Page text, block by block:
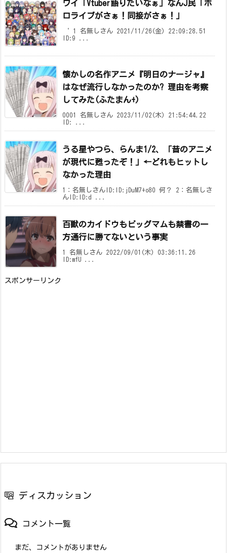
ワイ「Vtuber語りたいなぁ」なんJ民「ホ
ロライブがさぁ！同接がさぁ！」
‘ 1 名無しさん 2021/11/26(金) 22:09:28.51
ID:9 ...
懐かしの名作アニメ『明日のナージャ』
はなぜ流行しなかったのか? 理由を考察
してみた(ふたまん+)
0001 名無しさん 2023/11/02(木) 21:54:44.22
ID: ...
うる星やつら、らんま1/2、「昔のアニメ
が現代に甦ったぞ！」←どれもヒットし
なかった理由
1：名無しさんID:ID:jDuM7+o80 何？ 2：名無しさ
んID:ID:d ...
百獣のカイドウもビッグマムも禁書の一
方通行に勝てないという事実
1 名無しさん 2022/09/01(木) 03:36:11.26
ID:mfU ...
スポンサーリンク
ディスカッション
コメント一覧
まだ、コメントがありません